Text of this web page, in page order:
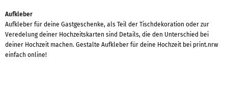
Aufkleber
Aufkleber für deine Gastgeschenke, als Teil der Tischdekoration oder zur
Veredelung deiner Hochzeitskarten sind Details, die den Unterschied bei
deiner Hochzeit machen. Gestalte Aufkleber für deine Hochzeit bei print.nrw
einfach online!